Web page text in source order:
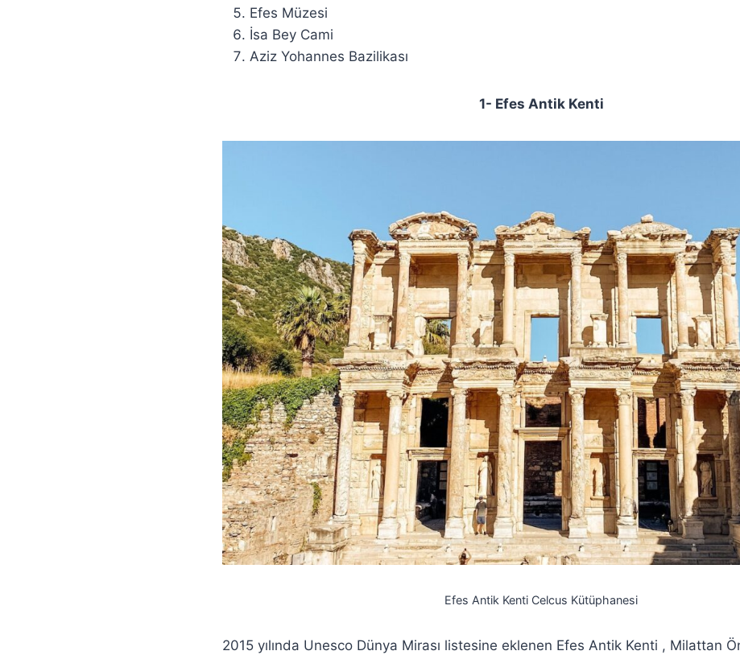
Efes Müzesi
İsa Bey Cami
Aziz Yohannes Bazilikası
1- Efes Antik Kenti
Efes Antik Kenti Celcus Kütüphanesi
2015 yılında Unesco Dünya Mirası listesine eklenen Efes Antik Kenti , Milattan